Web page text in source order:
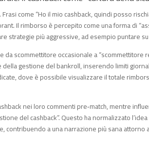
come “Ho il mio cashback, quindi posso
Il rimborso è percepito come una forma di
strategie più aggressive, ad esempio puntare
scommettitore occasionale a “scommettitore
della gestione del bankroll, inserendo limiti
dove è possibile visualizzare il totale
nei loro commenti pre‑match, mentre
del cashback”. Questo ha normalizzato
contribuendo a una narrazione più sana attorno